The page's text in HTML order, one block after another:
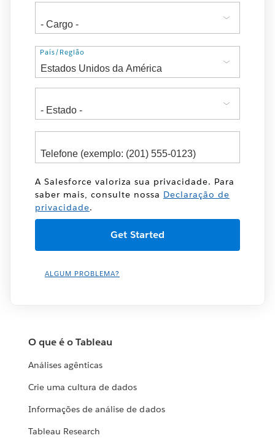
Endereço
País/Região
A Salesforce valoriza sua privacidade. Para
saber mais, consulte nossa Declaração de
privacidade.
ALGUM PROBLEMA?
O que é o Tableau
Análises agênticas
Crie uma cultura de dados
Informações de análise de dados
Tableau Research